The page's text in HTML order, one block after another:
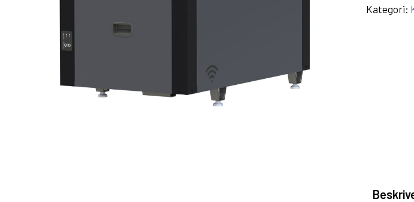
Kategori: